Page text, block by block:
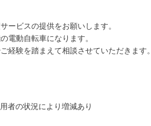
ービスの提供をお願いします。
電動自転車になります。
経験を踏まえて相談させていただきます。
の状況により増減あり